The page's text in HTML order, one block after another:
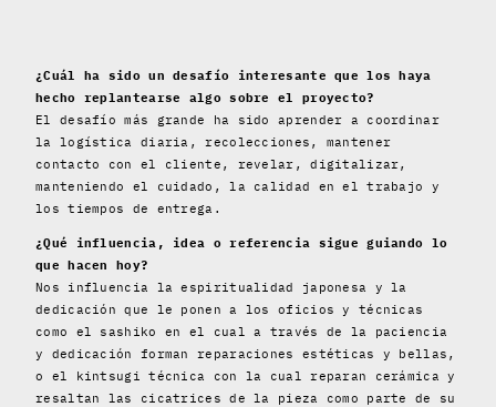
¿Cuál ha sido un desafío interesante que los haya
hecho replantearse algo sobre el proyecto?
El desafío más grande ha sido aprender a coordinar
la logística diaria, recolecciones, mantener
contacto con el cliente, revelar, digitalizar,
manteniendo el cuidado, la calidad en el trabajo y
los tiempos de entrega.
¿Qué influencia, idea o referencia sigue guiando lo
que hacen hoy?
Nos influencia la espiritualidad japonesa y la
dedicación que le ponen a los oficios y técnicas
como el sashiko en el cual a través de la paciencia
y dedicación forman reparaciones estéticas y bellas,
o el kintsugi técnica con la cual reparan cerámica y
resaltan las cicatrices de la pieza como parte de su